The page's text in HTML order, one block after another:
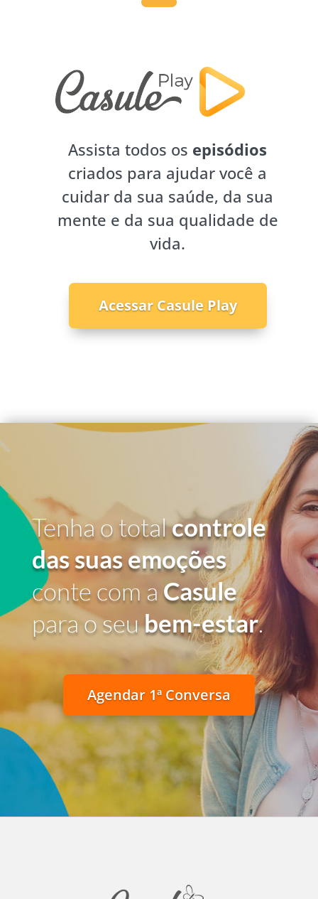
Assista todos os episódios
criados para ajudar você a
cuidar da sua saúde, da sua
mente e da sua qualidade de
vida.
Acessar Casule Play
Tenha o totalcontrole
das suas emoções
conte com a Casule
para o seubem-estar.
Agendar 1ª Conversa